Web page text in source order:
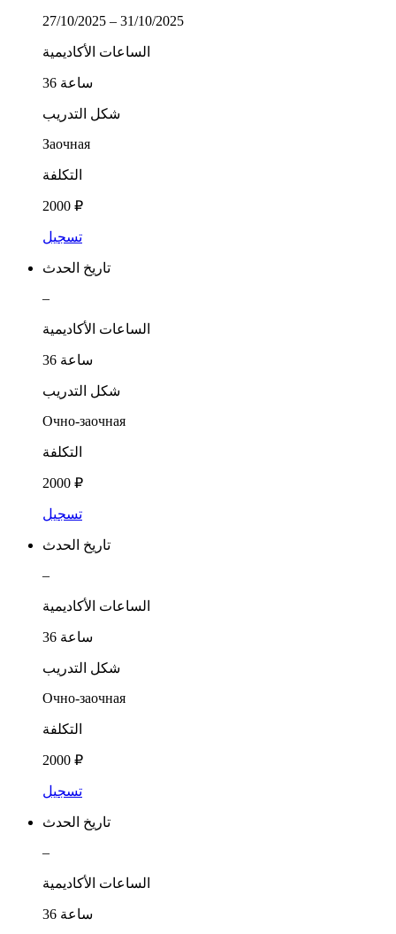
27/10/2025 – 31/10/2025
الساعات الأكاديمية
36 ساعة
شكل التدريب
Заочная
التكلفة
2000 ₽
تسجيل
تاريخ الحدث
–
الساعات الأكاديمية
36 ساعة
شكل التدريب
Очно-заочная
التكلفة
2000 ₽
تسجيل
تاريخ الحدث
–
الساعات الأكاديمية
36 ساعة
شكل التدريب
Очно-заочная
التكلفة
2000 ₽
تسجيل
تاريخ الحدث
–
الساعات الأكاديمية
36 ساعة